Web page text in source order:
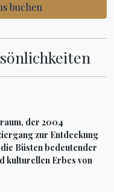
buchen
der 2004
zur Entdeckung
Büsten bedeutender
kulturellen Erbes von